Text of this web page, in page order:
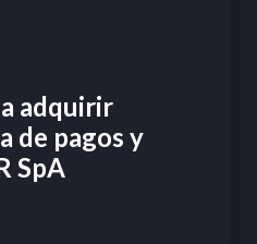
adquirir
de pagos y
SpA